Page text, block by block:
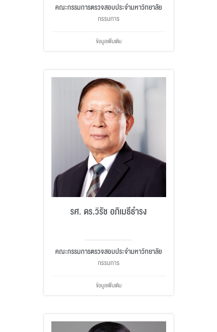
คณะกรรมการตรวจสอบประจำมหาวิทยาลัย
กรรมการ
ข้อมูลเพิ่มเติม
รศ. ดร.วิรัช อภิเมธีธำรง
คณะกรรมการตรวจสอบประจำมหาวิทยาลัย
กรรมการ
ข้อมูลเพิ่มเติม